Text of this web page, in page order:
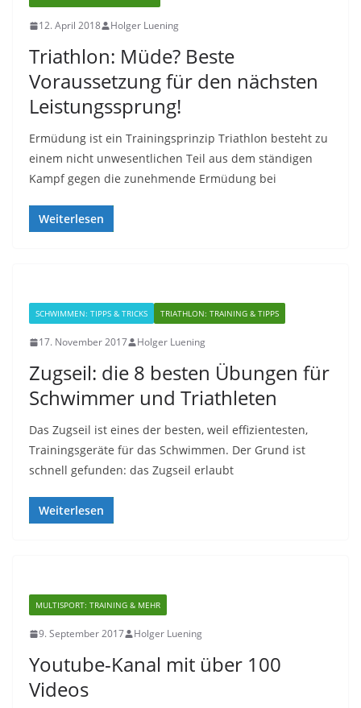
12. April 2018 Holger Luening
Triathlon: Müde? Beste
Voraussetzung für den nächsten
Leistungssprung!
Ermüdung ist ein Trainingsprinzip Triathlon besteht zu
einem nicht unwesentlichen Teil aus dem ständigen
Kampf gegen die zunehmende Ermüdung bei
Weiterlesen
SCHWIMMEN: TIPPS & TRICKS TRIATHLON: TRAINING & TIPPS
17. November 2017 Holger Luening
Zugseil: die 8 besten Übungen für
Schwimmer und Triathleten
Das Zugseil ist eines der besten, weil effizientesten,
Trainingsgeräte für das Schwimmen. Der Grund ist
schnell gefunden: das Zugseil erlaubt
Weiterlesen
MULTISPORT: TRAINING & MEHR
9. September 2017 Holger Luening
Youtube-Kanal mit über 100
Videos